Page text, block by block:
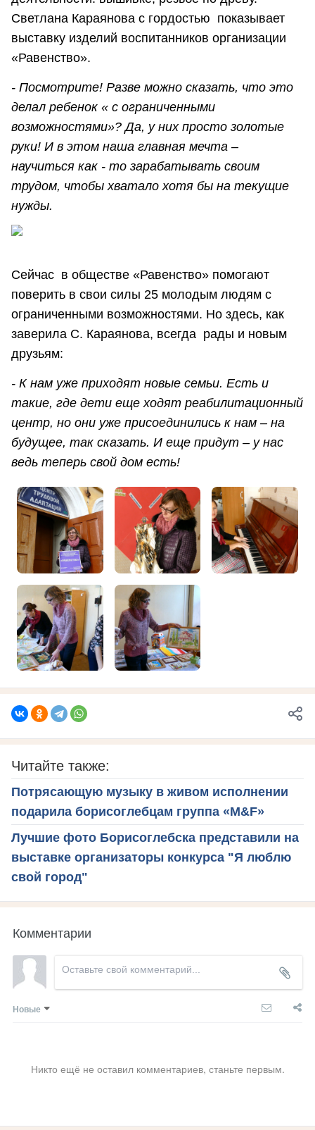
Светлана Караянова с гордостью показывает
выставку изделий воспитанников организации
«Равенство».
- Посмотрите! Разве можно сказать, что это
делал ребенок « с ограниченными
возможностями»? Да, у них просто золотые
руки! И в этом наша главная мечта –
научиться как - то зарабатывать своим
трудом, чтобы хватало хотя бы на текущие
нужды.
Сейчас в обществе «Равенство» помогают
поверить в свои силы 25 молодым людям с
ограниченными возможностями. Но здесь, как
заверила С. Караянова, всегда рады и новым
друзьям:
- К нам уже приходят новые семьи. Есть и
такие, где дети еще ходят реабилитационный
центр, но они уже присоединились к нам – на
будущее, так сказать. И еще придут – у нас
ведь теперь свой дом есть!
Читайте также:
Потрясающую музыку в живом исполнении
подарила борисоглебцам группа «M&F»
Лучшие фото Борисоглебска представили на
выставке организаторы конкурса "Я люблю
свой город"
Комментарии
Новые
Никто ещё не оставил комментариев, станьте первым.